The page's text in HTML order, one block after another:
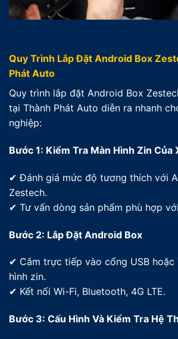
Quy Trình Lắp Đặt Android Box
Phát Auto
Quy trình lắp đặt Android Box
tại Thành Phát Auto diễn ra nhanh
nghiệp:
Bước 1: Kiểm Tra Màn Hình Zin Của
✔ Đánh giá mức độ tương thích với
Zestech.
✔ Tư vấn dòng sản phẩm phù hợp
Bước 2: Lắp Đặt Android Box
✔ Cắm trực tiếp vào cổng USB hoặc
hình zin.
✔ Kết nối Wi-Fi, Bluetooth, 4G LTE.
Bước 3: Cấu Hình Và Kiểm Tra Hệ